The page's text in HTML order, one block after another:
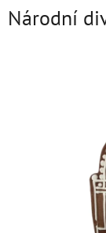
Národní